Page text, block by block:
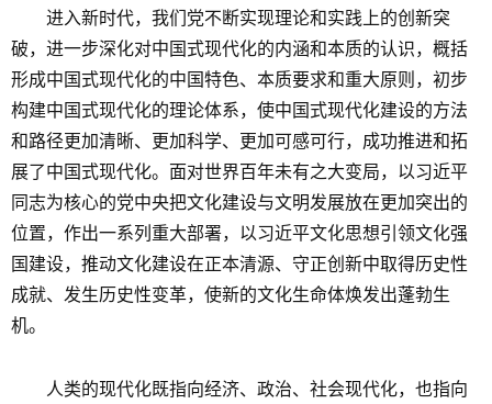
进入新时代，我们党不断实现理论和实践上的创新突
破，进一步深化对中国式现代化的内涵和本质的认识，概括
形成中国式现代化的中国特色、本质要求和重大原则，初步
构建中国式现代化的理论体系，使中国式现代化建设的方法
和路径更加清晰、更加科学、更加可感可行，成功推进和拓
展了中国式现代化。面对世界百年未有之大变局，以习近平
同志为核心的党中央把文化建设与文明发展放在更加突出的
位置，作出一系列重大部署，以习近平文化思想引领文化强
国建设，推动文化建设在正本清源、守正创新中取得历史性
成就、发生历史性变革，使新的文化生命体焕发出蓬勃生
机。
人类的现代化既指向经济、政治、社会现代化，也指向